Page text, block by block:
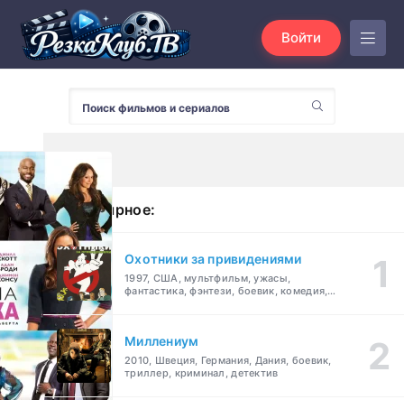
Войти
Популярное:
Охотники за привидениями
1997, США, мультфильм, ужасы,
фантастика, фэнтези, боевик, комедия,
Миллениум
2010, Швеция, Германия, Дания, боевик,
триллер, криминал, детектив